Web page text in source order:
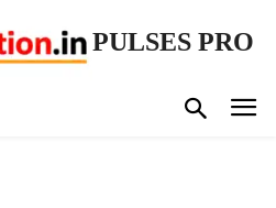
PULSES PRO